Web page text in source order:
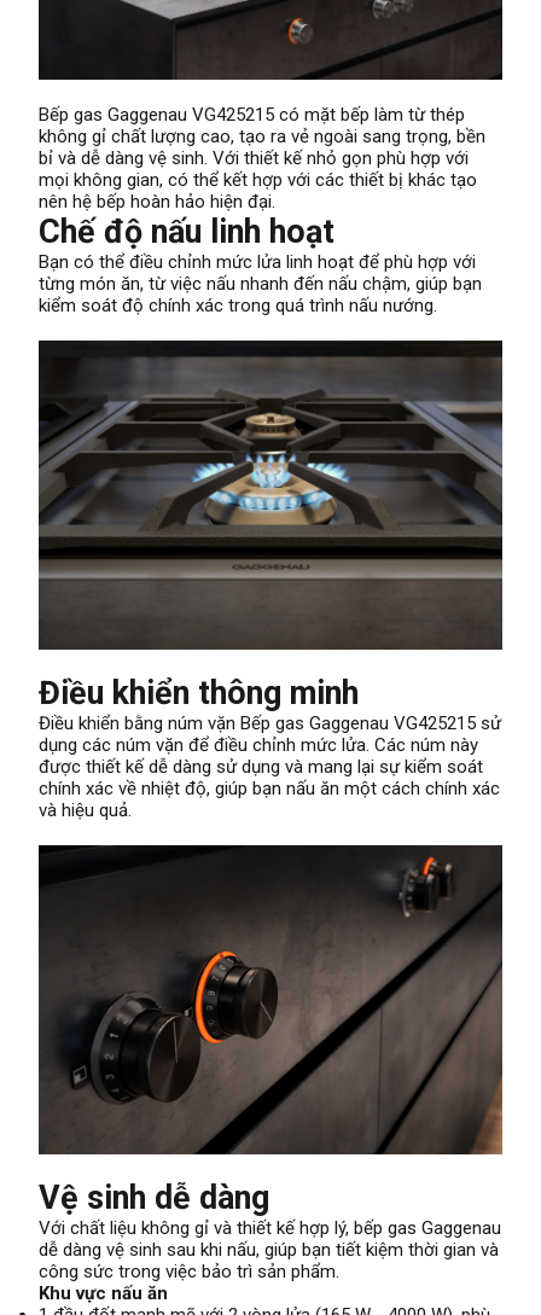
Bếp gas Gaggenau VG425215 có mặt bếp làm từ thép
không gỉ chất lượng cao, tạo ra vẻ ngoài sang trọng, bền
bỉ và dễ dàng vệ sinh. Với thiết kế nhỏ gọn phù hợp với
mọi không gian, có thể kết hợp với các thiết bị khác tạo
nên hệ bếp hoàn hảo hiện đại.
Chế độ nấu linh hoạt
Bạn có thể điều chỉnh mức lửa linh hoạt để phù hợp với
từng món ăn, từ việc nấu nhanh đến nấu chậm, giúp bạn
kiểm soát độ chính xác trong quá trình nấu nướng.
Điều khiển thông minh
Điều khiển bằng núm vặn Bếp gas Gaggenau VG425215 sử
dụng các núm vặn để điều chỉnh mức lửa. Các núm này
được thiết kế dễ dàng sử dụng và mang lại sự kiểm soát
chính xác về nhiệt độ, giúp bạn nấu ăn một cách chính xác
và hiệu quả.
Vệ sinh dễ dàng
Với chất liệu không gỉ và thiết kế hợp lý, bếp gas Gaggenau
dễ dàng vệ sinh sau khi nấu, giúp bạn tiết kiệm thời gian và
công sức trong việc bảo trì sản phẩm.
Khu vực nấu ăn